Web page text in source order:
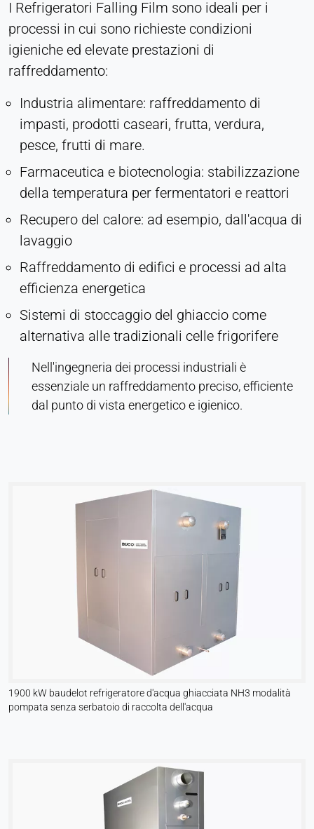
I Refrigeratori Falling Film sono ideali per i
processi in cui sono richieste condizioni
igieniche ed elevate prestazioni di
raffreddamento:
Industria alimentare: raffreddamento di
impasti, prodotti caseari, frutta, verdura,
pesce, frutti di mare.
Farmaceutica e biotecnologia: stabilizzazione
della temperatura per fermentatori e reattori
Recupero del calore: ad esempio, dall'acqua di
lavaggio
Raffreddamento di edifici e processi ad alta
efficienza energetica
Sistemi di stoccaggio del ghiaccio come
alternativa alle tradizionali celle frigorifere
Nell'ingegneria dei processi industriali è
essenziale un raffreddamento preciso, efficiente
dal punto di vista energetico e igienico.
1900 kW baudelot refrigeratore d'acqua ghiacciata NH3 modalità
pompata senza serbatoio di raccolta dell'acqua